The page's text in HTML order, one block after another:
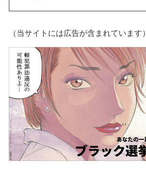
（当サイトには広告が含まれています）